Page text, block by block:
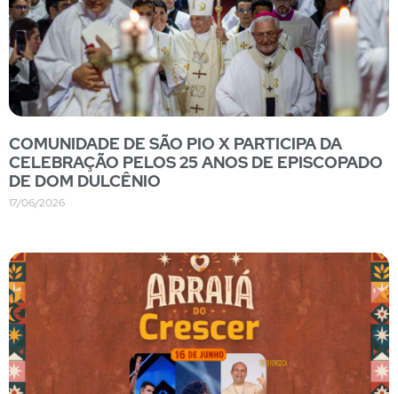
COMUNIDADE DE SÃO PIO X PARTICIPA DA
CELEBRAÇÃO PELOS 25 ANOS DE EPISCOPADO
DE DOM DULCÊNIO
17/06/2026